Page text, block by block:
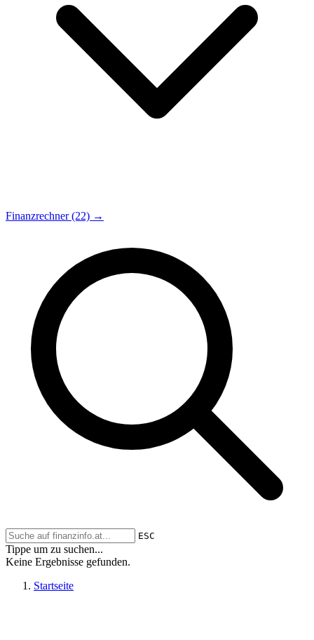
Finanzrechner (22) →
ESC
Tippe um zu suchen...
Keine Ergebnisse gefunden.
Startseite